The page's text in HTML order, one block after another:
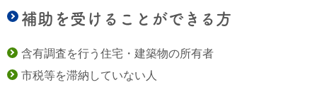
補助を受けることができる方
含有調査を行う住宅・建築物の所有者
市税等を滞納していない人